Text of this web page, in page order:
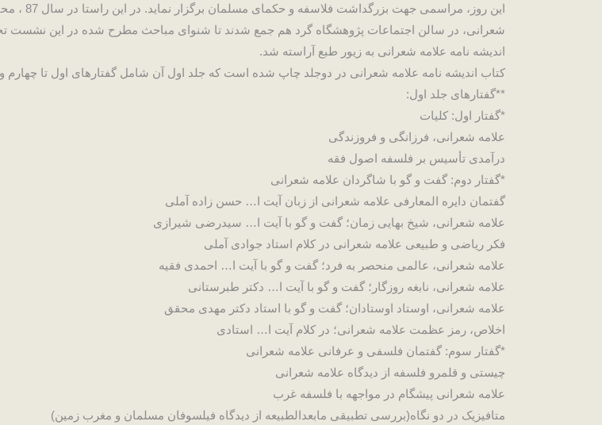
این
شعرانی، در سالن اجتماعات پژوهشگاه گرد هم جمع شدند تا شنوای مباحث مطرح شده در این نشست
اندیشه نامه علامه شعرانی به زیور طبع آراسته شد.
کتاب اندیشه نامه علامه شعرانی در دوجلد چاپ شده است که جلد اول آن شامل گفتارهای اول تا
**گفتارهای جلد اول:
*گفتار اول: کلیات
علامه شعرانی، فرزانگی و فروزندگی
درآمدی تأسیس بر فلسفه اصول فقه
*گفتار دوم: گفت و گو با شاگردان علامه شعرانی
گفتمان دایره المعارفی علامه شعرانی از زبان آیت ا… حسن زاده آملی
علامه شعرانی، شیخ بهایی زمان؛ گفت و گو با آیت ا… سیدرضی شیرازی
فکر ریاضی و طبیعی علامه شعرانی در کلام استاد جوادی آملی
علامه شعرانی، عالمی منحصر به فرد؛ گفت و گو با آیت ا… احمدی فقیه
علامه شعرانی، نابغه روزگار؛ گفت و گو با آیت ا… دکتر طبرستانی
علامه شعرانی، اوستاد اوستادان؛ گفت و گو با استاد دکتر مهدی محقق
اخلاص، رمز عظمت علامه شعرانی؛ در کلام آیت ا… استادی
*گفتار سوم: گفتمان فلسفی و عرفانی علامه شعرانی
چیستی و قلمرو فلسفه از دیدگاه علامه شعرانی
علامه شعرانی پیشگام در مواجهه با فلسفه غرب
متافیزیک در دو نگاه(بررسی تطبیقی مابعدالطبیعه از دیدگاه فیلسوفان مسلمان و مغرب زمین)